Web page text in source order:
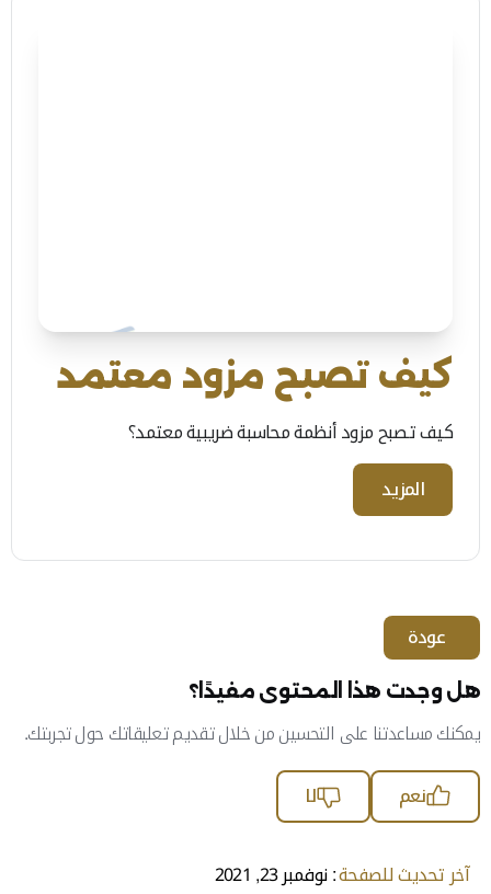
كيف تصبح مزود معتمد
كيف تصبح مزود أنظمة محاسبة ضريبية معتمد؟
المزيد
عودة
هل وجدت هذا المحتوى مفيدًا؟
يمكنك مساعدتنا على التحسين من خلال تقديم تعليقاتك حول تجربتك.
نعم
لا
آخر تحديث للصفحة: نوفمبر 23, 2021